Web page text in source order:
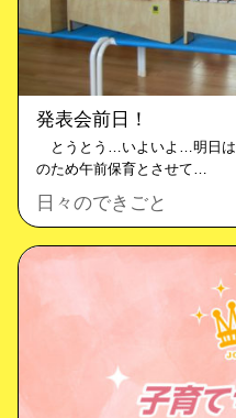
発表会前日！
とうとう…いよいよ…明日は
のため午前保育とさせて…
日々のできごと